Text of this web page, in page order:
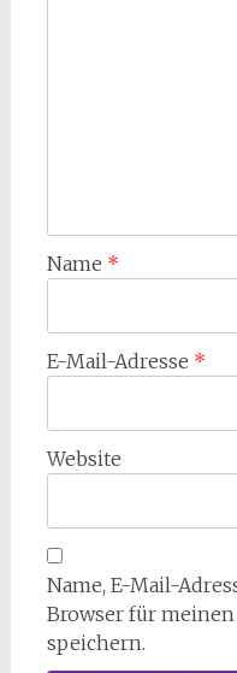
Name *
E-Mail-Adresse *
Website
Name, E-Mail-
Browser für
speichern.